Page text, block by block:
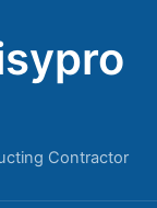
Contractor